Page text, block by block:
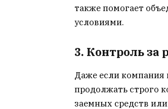
также помогает
условиями.
3. Контроль за
Даже если компания
продолжать строго
заемных средств